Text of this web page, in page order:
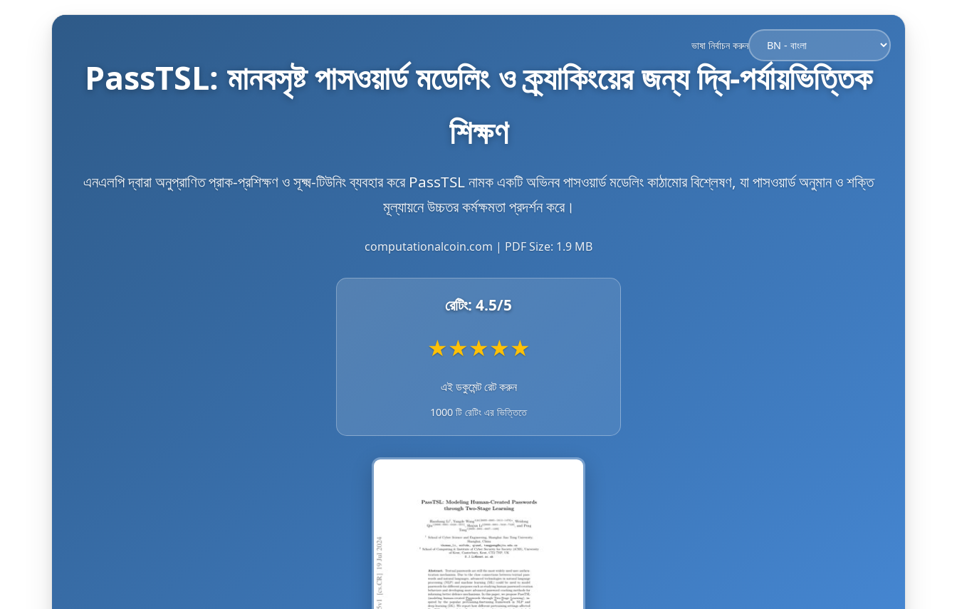
ভাষা নির্বাচন করুন
PassTSL: মানবসৃষ্ট পাসওয়ার্ড মডেলিং ও ক্র্যাকিংয়ের জন্য দ্বি-পর্যায়ভিত্তিক
শিক্ষণ
এনএলপি দ্বারা অনুপ্রাণিত প্রাক-প্রশিক্ষণ ও সূক্ষ্ম-টিউনিং ব্যবহার করে PassTSL নামক একটি অভিনব পাসওয়ার্ড মডেলিং কাঠামোর বিশ্লেষণ, যা পাসওয়ার্ড অনুমান ও শক্তি
মূল্যায়নে উচ্চতর কর্মক্ষমতা প্রদর্শন করে।
computationalcoin.com | PDF Size: 1.9 MB
রেটিং: 4.5/5
★★★★★
এই ডকুমেন্ট রেট করুন
1000 টি রেটিং এর ভিত্তিতে